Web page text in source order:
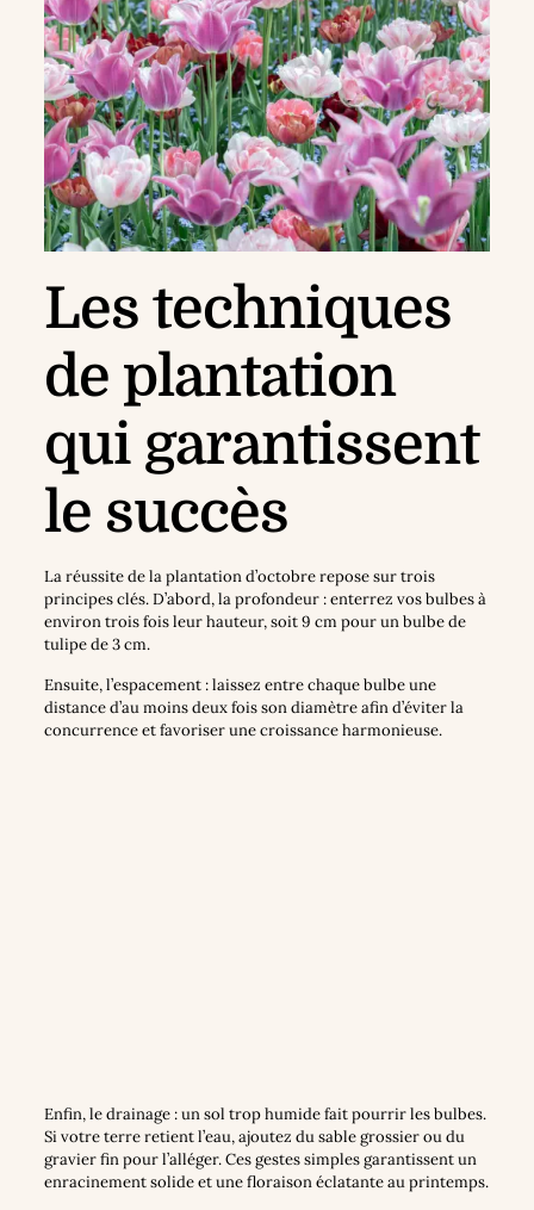
Les techniques
de plantation
qui garantissent
le succès
La réussite de la plantation d’octobre repose sur trois
principes clés. D’abord, la profondeur : enterrez vos bulbes à
environ trois fois leur hauteur, soit 9 cm pour un bulbe de
tulipe de 3 cm.
Ensuite, l’espacement : laissez entre chaque bulbe une
distance d’au moins deux fois son diamètre afin d’éviter la
concurrence et favoriser une croissance harmonieuse.
Enfin, le drainage : un sol trop humide fait pourrir les bulbes.
Si votre terre retient l’eau, ajoutez du sable grossier ou du
gravier fin pour l’alléger. Ces gestes simples garantissent un
enracinement solide et une floraison éclatante au printemps.